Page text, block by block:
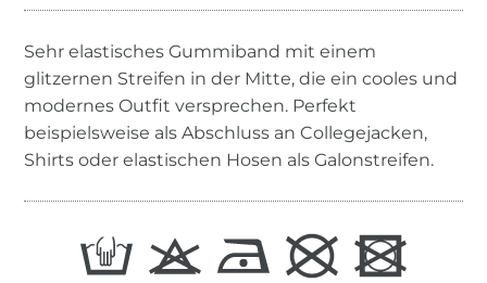
Sehr elastisches Gummiband mit einem
glitzernen Streifen in der Mitte, die ein cooles und
modernes Outfit versprechen. Perfekt
beispielsweise als Abschluss an Collegejacken,
Shirts oder elastischen Hosen als Galonstreifen.